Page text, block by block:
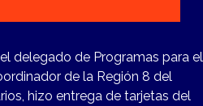
delegado de Programas para el
de la Región 8 del
hizo entrega de tarjetas del